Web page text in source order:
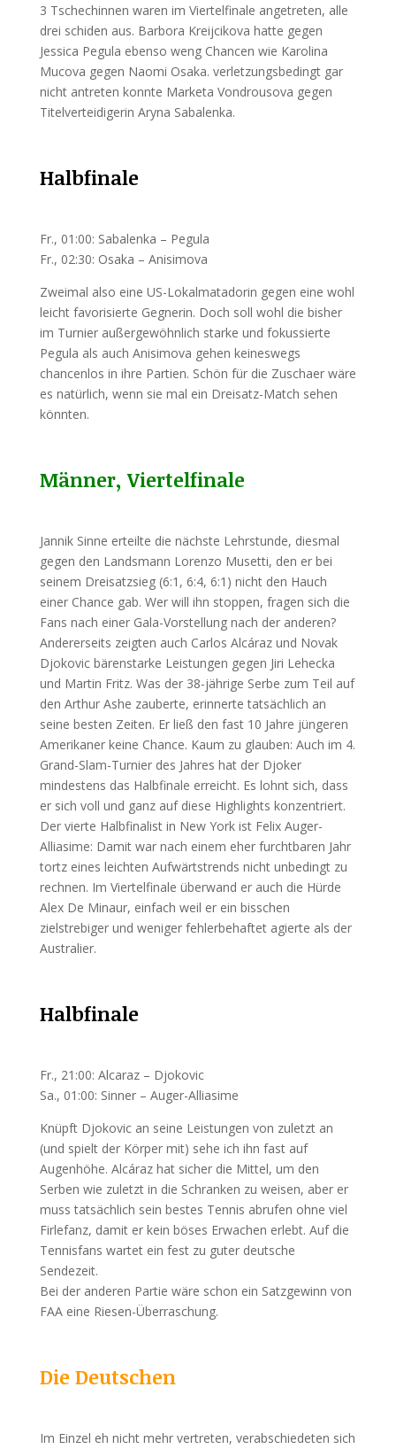
3 Tschechinnen waren im Viertelfinale angetreten, alle
drei schiden aus. Barbora Kreijcikova hatte gegen
Jessica Pegula ebenso weng Chancen wie Karolina
Mucova gegen Naomi Osaka. verletzungsbedingt gar
nicht antreten konnte Marketa Vondrousova gegen
Titelverteidigerin Aryna Sabalenka.
Halbfinale
Fr., 01:00: Sabalenka – Pegula
Fr., 02:30: Osaka – Anisimova
Zweimal also eine US-Lokalmatadorin gegen eine wohl
leicht favorisierte Gegnerin. Doch soll wohl die bisher
im Turnier außergewöhnlich starke und fokussierte
Pegula als auch Anisimova gehen keineswegs
chancenlos in ihre Partien. Schön für die Zuschaer wäre
es natürlich, wenn sie mal ein Dreisatz-Match sehen
könnten.
Männer, Viertelfinale
Jannik Sinne erteilte die nächste Lehrstunde, diesmal
gegen den Landsmann Lorenzo Musetti, den er bei
seinem Dreisatzsieg (6:1, 6:4, 6:1) nicht den Hauch
einer Chance gab. Wer will ihn stoppen, fragen sich die
Fans nach einer Gala-Vorstellung nach der anderen?
Andererseits zeigten auch Carlos Alcáraz und Novak
Djokovic bärenstarke Leistungen gegen Jiri Lehecka
und Martin Fritz. Was der 38-jährige Serbe zum Teil auf
den Arthur Ashe zauberte, erinnerte tatsächlich an
seine besten Zeiten. Er ließ den fast 10 Jahre jüngeren
Amerikaner keine Chance. Kaum zu glauben: Auch im 4.
Grand-Slam-Turnier des Jahres hat der Djoker
mindestens das Halbfinale erreicht. Es lohnt sich, dass
er sich voll und ganz auf diese Highlights konzentriert.
Der vierte Halbfinalist in New York ist Felix Auger-
Alliasime: Damit war nach einem eher furchtbaren Jahr
tortz eines leichten Aufwärtstrends nicht unbedingt zu
rechnen. Im Viertelfinale überwand er auch die Hürde
Alex De Minaur, einfach weil er ein bisschen
zielstrebiger und weniger fehlerbehaftet agierte als der
Australier.
Halbfinale
Fr., 21:00: Alcaraz – Djokovic
Sa., 01:00: Sinner – Auger-Alliasime
Knüpft Djokovic an seine Leistungen von zuletzt an
(und spielt der Körper mit) sehe ich ihn fast auf
Augenhöhe. Alcáraz hat sicher die Mittel, um den
Serben wie zuletzt in die Schranken zu weisen, aber er
muss tatsächlich sein bestes Tennis abrufen ohne viel
Firlefanz, damit er kein böses Erwachen erlebt. Auf die
Tennisfans wartet ein fest zu guter deutsche
Sendezeit.
Bei der anderen Partie wäre schon ein Satzgewinn von
FAA eine Riesen-Überraschung.
Die Deutschen
Im Einzel eh nicht mehr vertreten, verabschiedeten sich